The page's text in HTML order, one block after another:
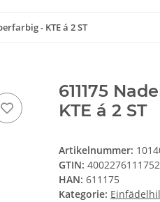
- KTE á 2 ST
611175
KTE á 2 ST
Artikelnummer:
GTIN: 4002276111752
HAN: 611175
Kategorie: